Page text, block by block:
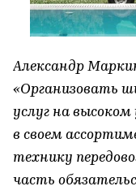
Александр
«Организовать
услуг на
в своем
технику
часть